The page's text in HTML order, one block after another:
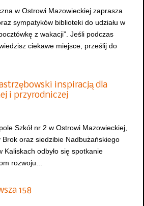
w Ostrowi Mazowieckiej zaprasza
sympatyków biblioteki do udziału w
z wakacji”. Jeśli podczas
ciekawe miejsce, prześlij do
inspiracją dla
i przyrodniczej
Szkół nr 2 w Ostrowi Mazowieckiej,
oraz siedzibie Nadbużańskiego
Kaliskach odbyło się spotkanie
rozwoju...
158